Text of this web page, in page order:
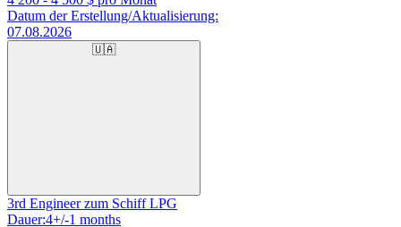
Datum der Erstellung/Aktualisierung:
07.08.2026
🇺🇦
3rd Engineer zum Schiff LPG
Dauer:4+/-1 months